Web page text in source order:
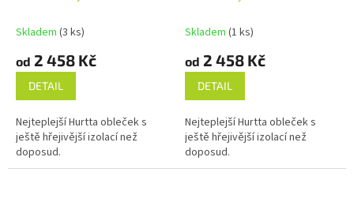
Skladem (3 ks)
od 2 458 Kč
DETAIL
Nejteplejší Hurtta obleček s
ještě hřejivější izolací než
doposud.
Skladem (1 ks)
od 2 458 Kč
DETAIL
Nejteplejší Hurtta obleček s
ještě hřejivější izolací než
doposud.